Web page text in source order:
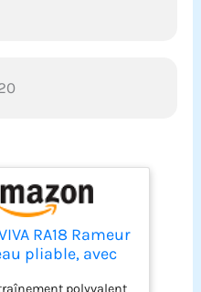
RA18 Rameur
pliable, avec